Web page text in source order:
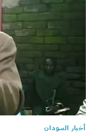
أخبار السودان